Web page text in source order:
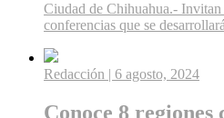
Ciudad de Chihuahua.-
conferencias que se
Redacción | 6 agosto, 2024
Conoce 8 regiones